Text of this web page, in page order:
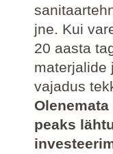
jne. Kui
20 aasta
materjalide
vajadus
peaks